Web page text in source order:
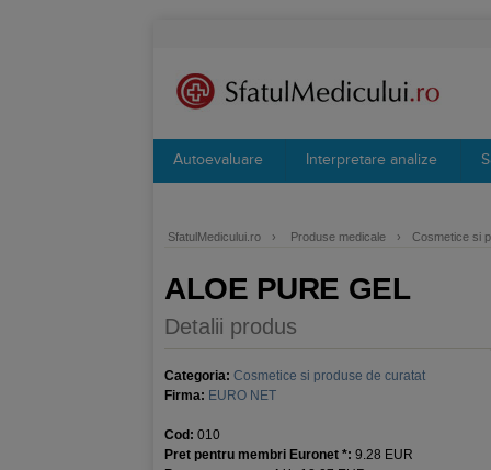
Autoevaluare Interpretare analize
SfatulMedicului.ro › Produse medicale › Cosmetice si
ALOE PURE GEL
Detalii produs
Categoria: Cosmetice si produse de curatat
Firma: EURO NET
Cod: 010
Pret pentru membri Euronet *: 9.28 EUR